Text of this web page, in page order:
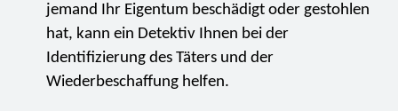
jemand Ihr Eigentum beschädigt oder gestohlen
hat, kann ein Detektiv Ihnen bei der
Identifizierung des Täters und der
Wiederbeschaffung helfen.